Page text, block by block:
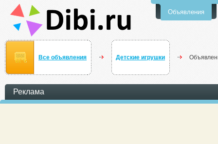
Объявления
Все объявления Детские игрушки
Реклама